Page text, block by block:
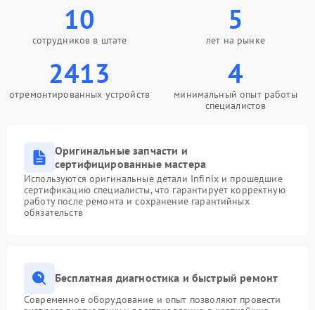
10
сотрудников в штате
5
лет на рынке
2413
отремонтированных устройств
4
минимальный опыт работы
специалистов
Оригинальные запчасти и
сертифицированные мастера
Используются оригинальные детали Infinix и прошедшие
сертификацию специалисты, что гарантирует корректную
работу после ремонта и сохранение гарантийных
обязательств
Бесплатная диагностика и быстрый ремонт
Современное оборудование и опыт позволяют провести